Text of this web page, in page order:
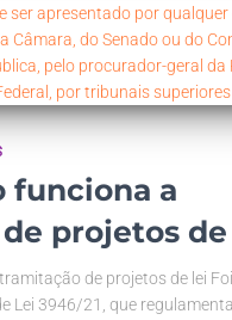
funciona a
projetos
de projetos de lei
Lei 3946/21, que